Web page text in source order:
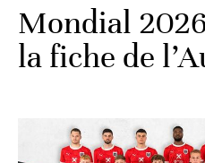
Mondial
la fiche de